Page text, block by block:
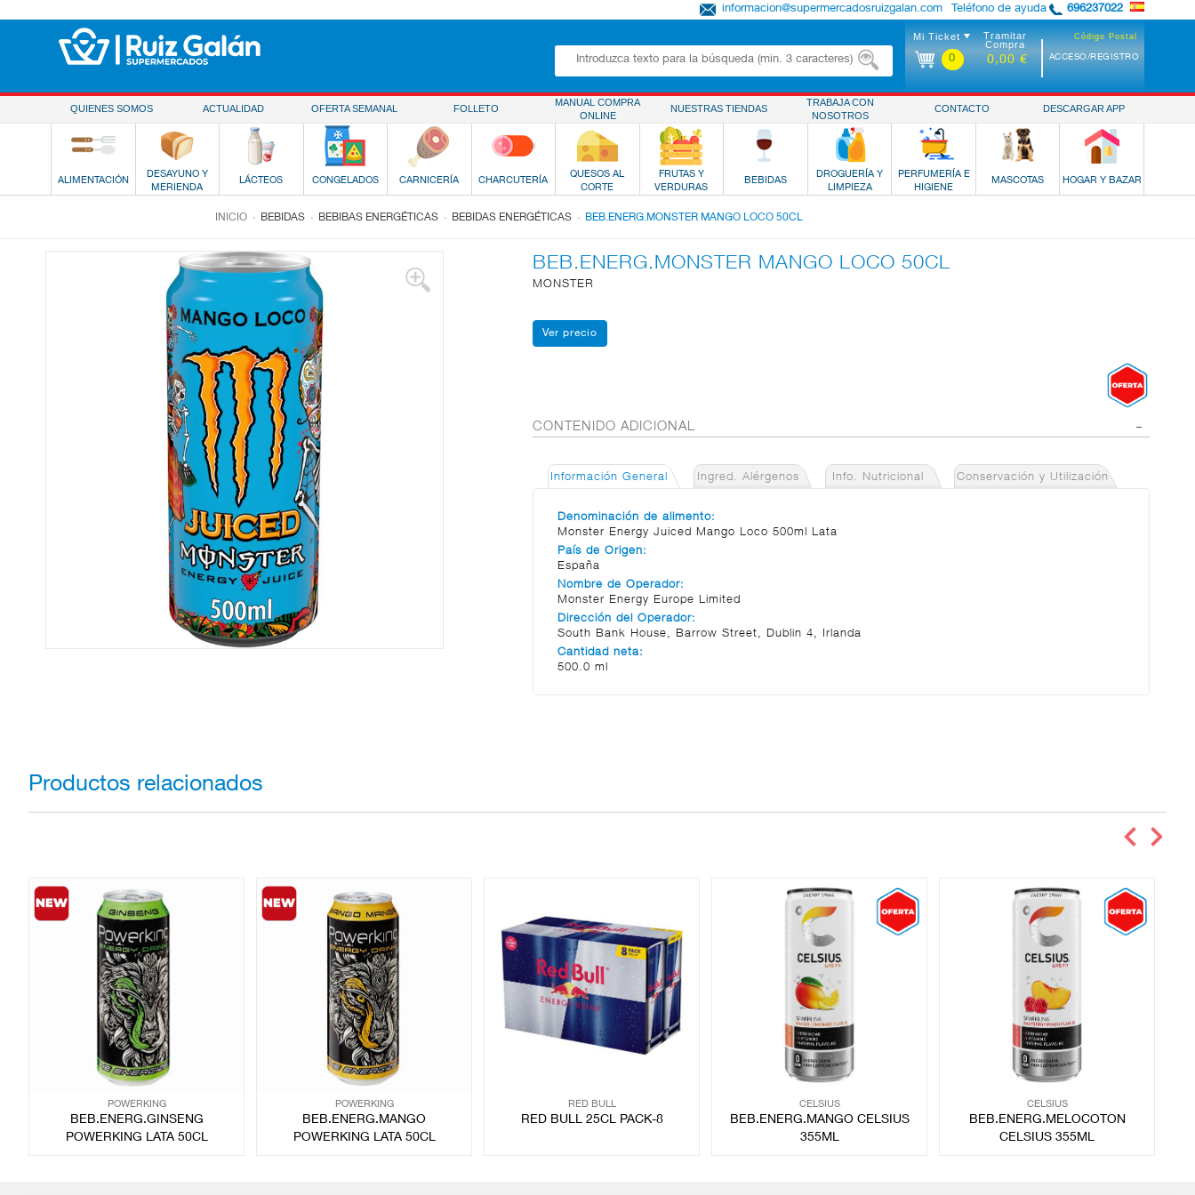
Teléfono de ayuda 696237022
informacion@supermercadosruizgalan.com
Código Postal
ACCESO/REGISTRO
Mi Ticket
0
Tramitar
Compra
0,00 €
QUIENES SOMOS ACTUALIDAD OFERTA SEMANAL FOLLETO
MANUAL COMPRA
ONLINE
NUESTRAS TIENDAS
TRABAJA CON
NOSOTROS
CONTACTO DESCARGAR APP
ALIMENTACIÓN
DESAYUNO Y
MERIENDA
LÁCTEOS CONGELADOS CARNICERÍA CHARCUTERÍA
QUESOS AL
CORTE
FRUTAS Y
VERDURAS
BEBIDAS
DROGUERÍA Y
LIMPIEZA
PERFUMERÍA E
HIGIENE
MASCOTAS HOGAR Y BAZAR
INICIO . BEBIDAS . BEBIBAS ENERGÉTICAS . BEBIDAS ENERGÉTICAS . BEB.ENERG.MONSTER MANGO LOCO 50CL
BEB.ENERG.MONSTER MANGO LOCO 50CL
MONSTER
CONTENIDO ADICIONAL
Información General Ingred. Alérgenos Info. Nutricional Conservación y Utilización
Denominación de alimento:
Monster Energy Juiced Mango Loco 500ml Lata
País de Origen:
España
Nombre de Operador:
Monster Energy Europe Limited
Dirección del Operador:
South Bank House, Barrow Street, Dublin 4, Irlanda
Cantidad neta:
500.0 ml
Productos relacionados
POWERKING
BEB.ENERG.GINSENG
POWERKING LATA 50CL
POWERKING
BEB.ENERG.MANGO
POWERKING LATA 50CL
RED BULL
RED BULL 25CL PACK-8
CELSIUS
BEB.ENERG.MANGO CELSIUS
355ML
CELSIUS
BEB.ENERG.MELOCOTON
CELSIUS 355ML